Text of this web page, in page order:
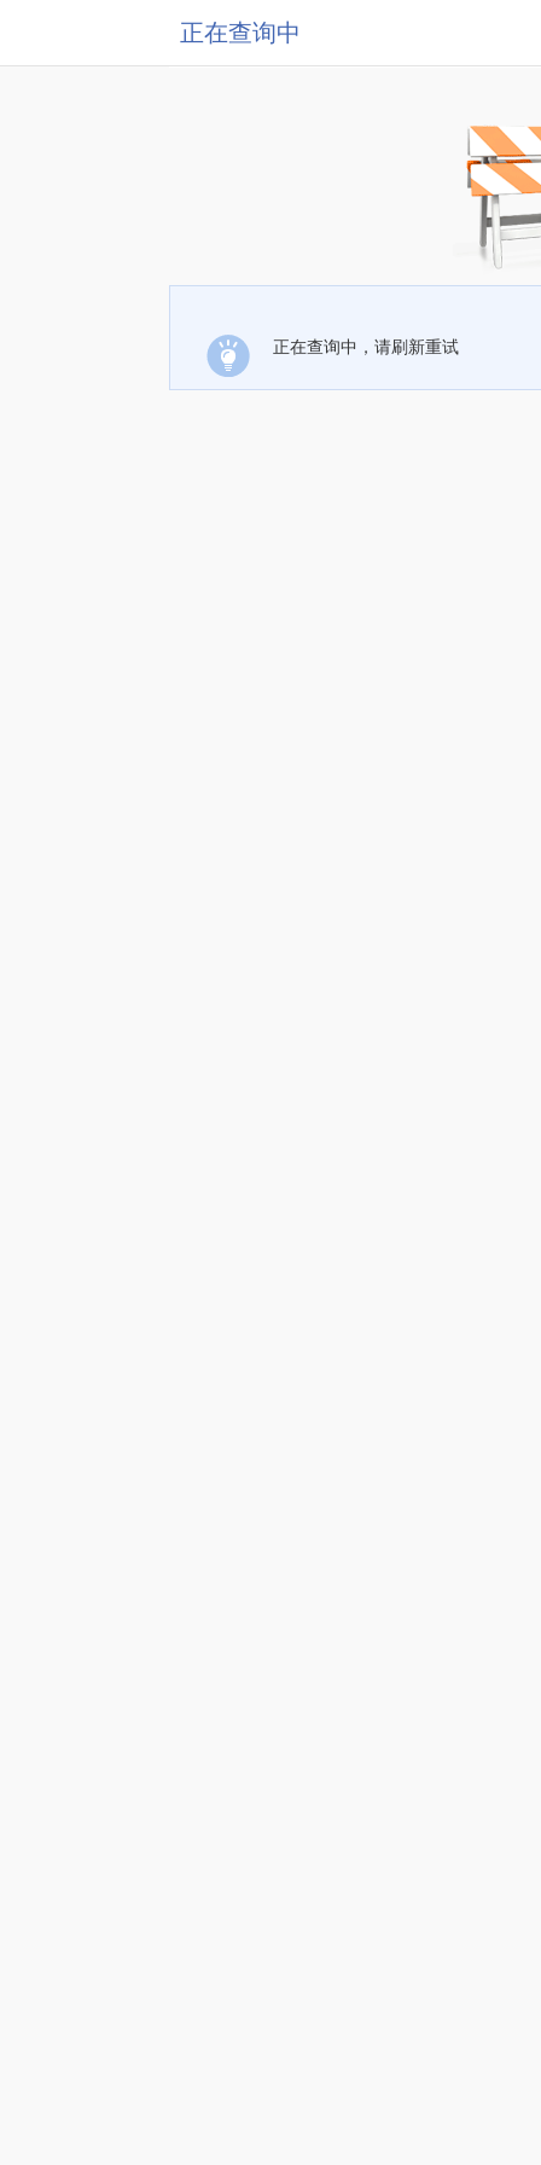
正在查询中
正在查询中，请刷新重试